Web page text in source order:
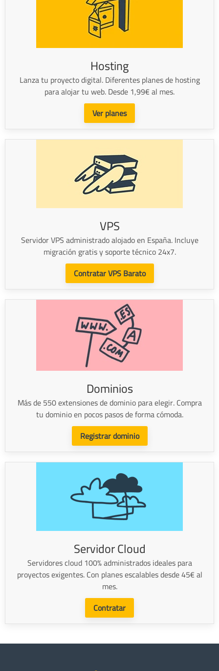
Hosting
Lanza tu proyecto digital. Diferentes planes de hosting
para alojar tu web. Desde 1,99€ al mes.
Ver planes
VPS
Servidor VPS administrado alojado en España. Incluye
migración gratis y soporte técnico 24x7.
Contratar VPS Barato
Dominios
Más de 550 extensiones de dominio para elegir. Compra
tu dominio en pocos pasos de forma cómoda.
Registrar dominio
Servidor Cloud
Servidores cloud 100% administrados ideales para
proyectos exigentes. Con planes escalables desde 45€ al
mes.
Contratar